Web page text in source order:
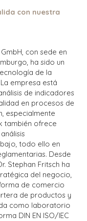
con nuestra
con sede en
ha sido un
de la
empresa está
de indicadores
en procesos de
especialmente
también ofrece
todo ello en
Desde
Stephan Fritsch ha
del negocio,
de comercio
de productos y
como laboratorio
DIN EN ISO/IEC